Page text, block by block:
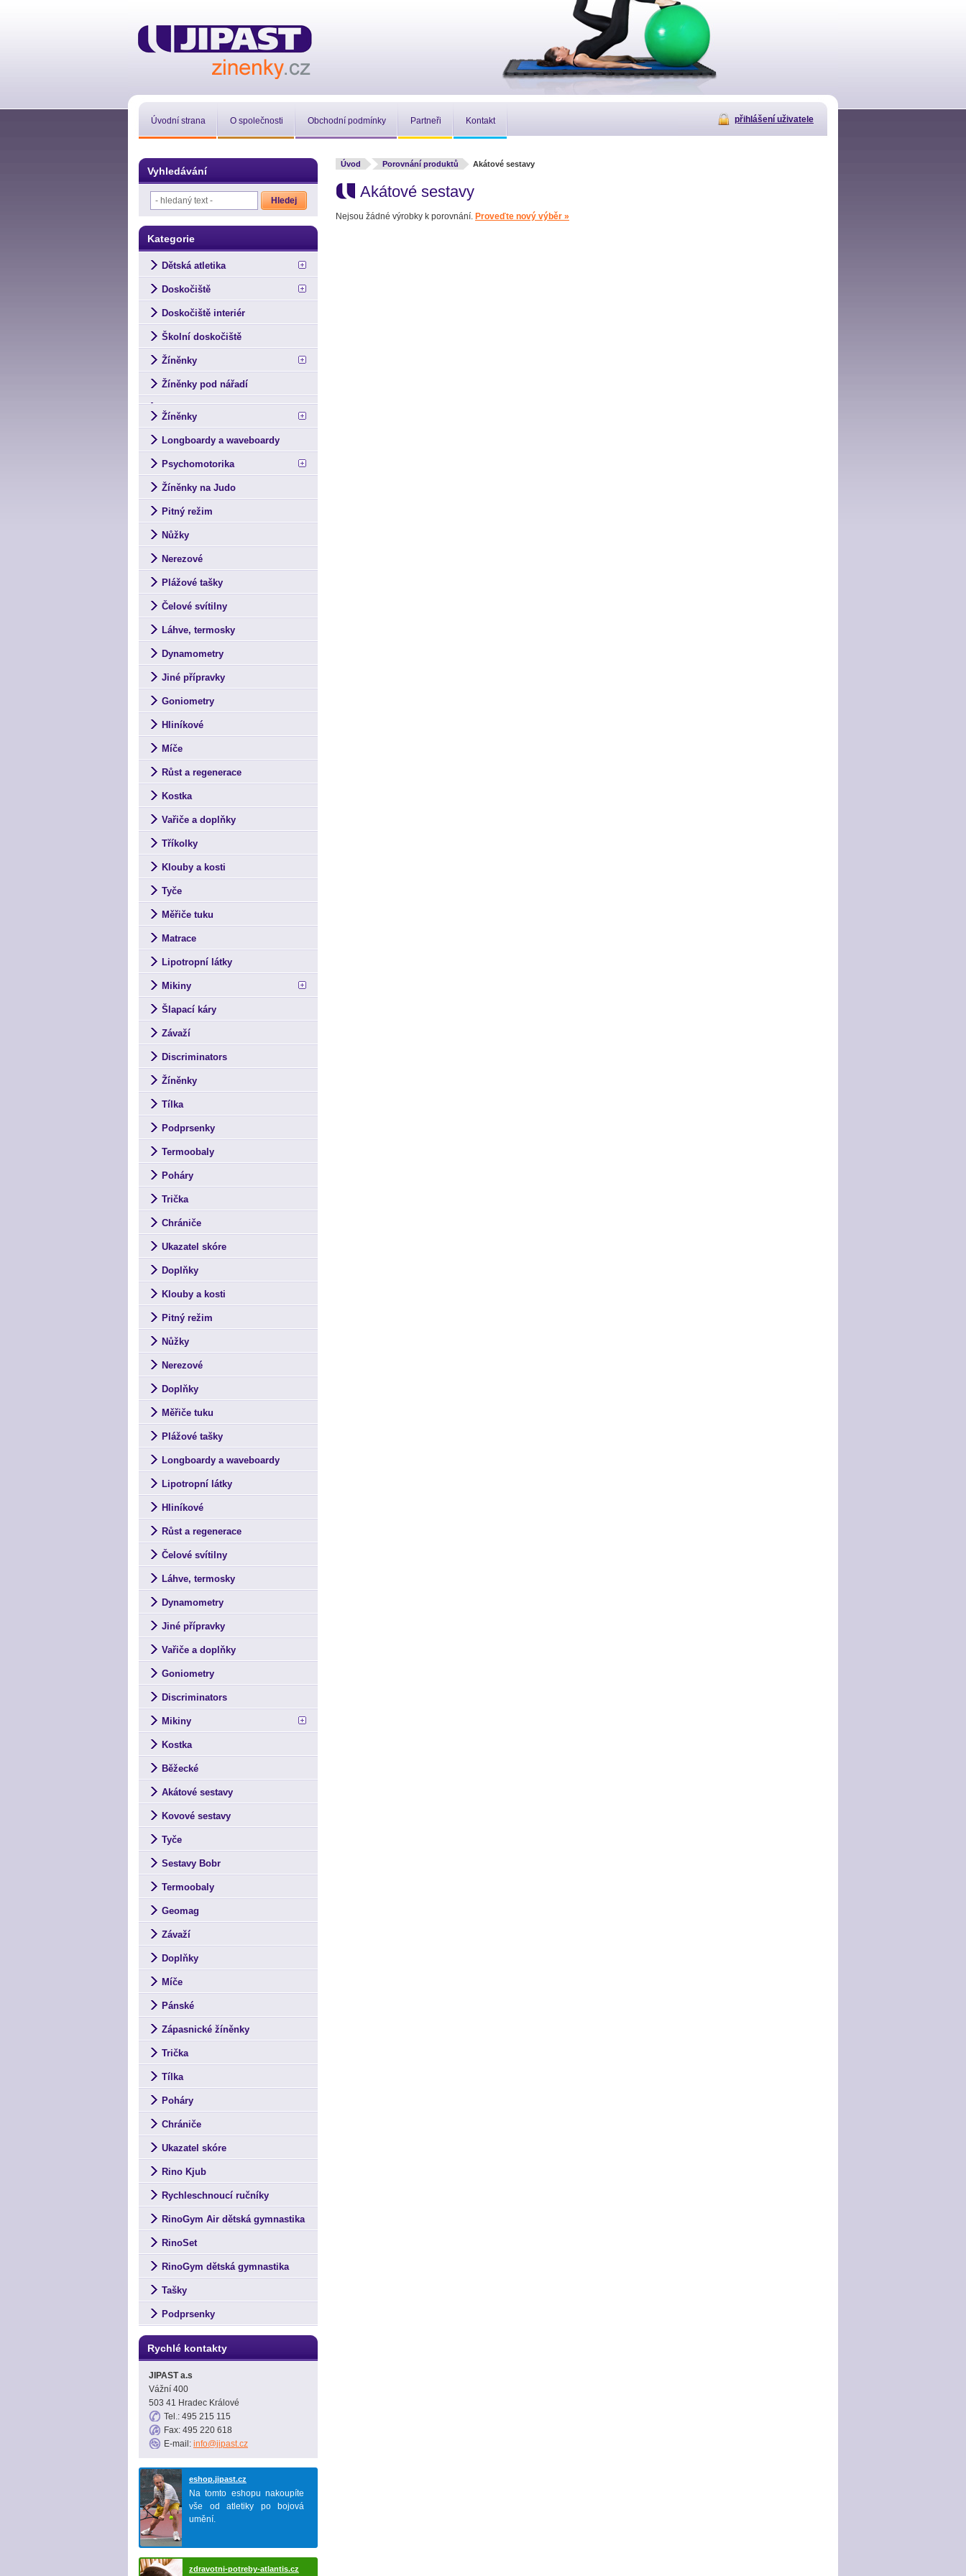
Úvodní strana O společnosti Obchodní podmínky Partneři Kontakt přihlášení uživatele
Úvod Porovnání produktů Akátové sestavy
Akátové sestavy
Nejsou žádné výrobky k porovnání. Proveďte nový výběr »
Vyhledávání
Kategorie
Dětská atletika
Doskočiště
Doskočiště interiér
Školní doskočiště
Žíněnky
Žíněnky pod nářadí
Žíněnky
Longboardy a waveboardy
Psychomotorika
Žíněnky na Judo
Pitný režim
Nůžky
Nerezové
Plážové tašky
Čelové svítilny
Láhve, termosky
Dynamometry
Jiné přípravky
Goniometry
Hliníkové
Míče
Růst a regenerace
Kostka
Vařiče a doplňky
Tříkolky
Klouby a kosti
Tyče
Měřiče tuku
Matrace
Lipotropní látky
Mikiny
Šlapací káry
Závaží
Discriminators
Žíněnky
Tílka
Podprsenky
Termoobaly
Poháry
Trička
Chrániče
Ukazatel skóre
Doplňky
Klouby a kosti
Pitný režim
Nůžky
Nerezové
Doplňky
Měřiče tuku
Plážové tašky
Longboardy a waveboardy
Lipotropní látky
Hliníkové
Růst a regenerace
Čelové svítilny
Láhve, termosky
Dynamometry
Jiné přípravky
Vařiče a doplňky
Goniometry
Discriminators
Mikiny
Kostka
Běžecké
Akátové sestavy
Kovové sestavy
Tyče
Sestavy Bobr
Termoobaly
Geomag
Závaží
Doplňky
Míče
Pánské
Zápasnické žíněnky
Trička
Tílka
Poháry
Chrániče
Ukazatel skóre
Rino Kjub
Rychleschnoucí ručníky
RinoGym Air dětská gymnastika
RinoSet
RinoGym dětská gymnastika
Tašky
Podprsenky
Rychlé kontakty
JIPAST a.s
Vážní 400
503 41 Hradec Králové
Tel.: 495 215 115
Fax: 495 220 618
E-mail: info@jipast.cz
eshop.jipast.cz
Na tomto eshopu nakoupíte
vše od atletiky po bojová
umění.
zdravotni-potreby-atlantis.cz